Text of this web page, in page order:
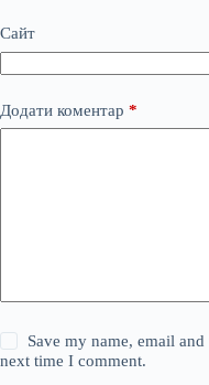
Сайт
Додати коментар *
Save my name, email
next time I comment.